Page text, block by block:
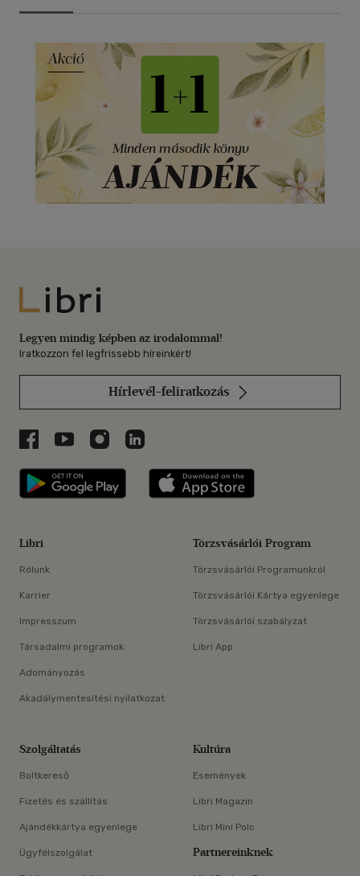
Libri
Legyen mindig képben az irodalommal!
Iratkozzon fel legfrissebb híreinkért!
Hírlevél-feliratkozás
Libri a Facebookon
Libri a Youtube-on
Libri az Instagramon
Libri a LinkedInen
Libri applikáció Szerezd meg: Google
Libri
Rólunk
Karrier
Impresszum
Társadalmi programok
Adományozás
Akadálymentesítési nyilatkozat
Törzsvásárlói Program
Törzsvásárlói Programunkról
Törzsvásárlói Kártya egyenlege
Törzsvásárlói szabályzat
Libri App
Szolgáltatás
Boltkereső
Fizetés és szállítás
Ajándékkártya egyenlege
Ügyfélszolgálat
Kultúra
Események
Libri Magazin
Libri Mini Polc
Partnereinknek